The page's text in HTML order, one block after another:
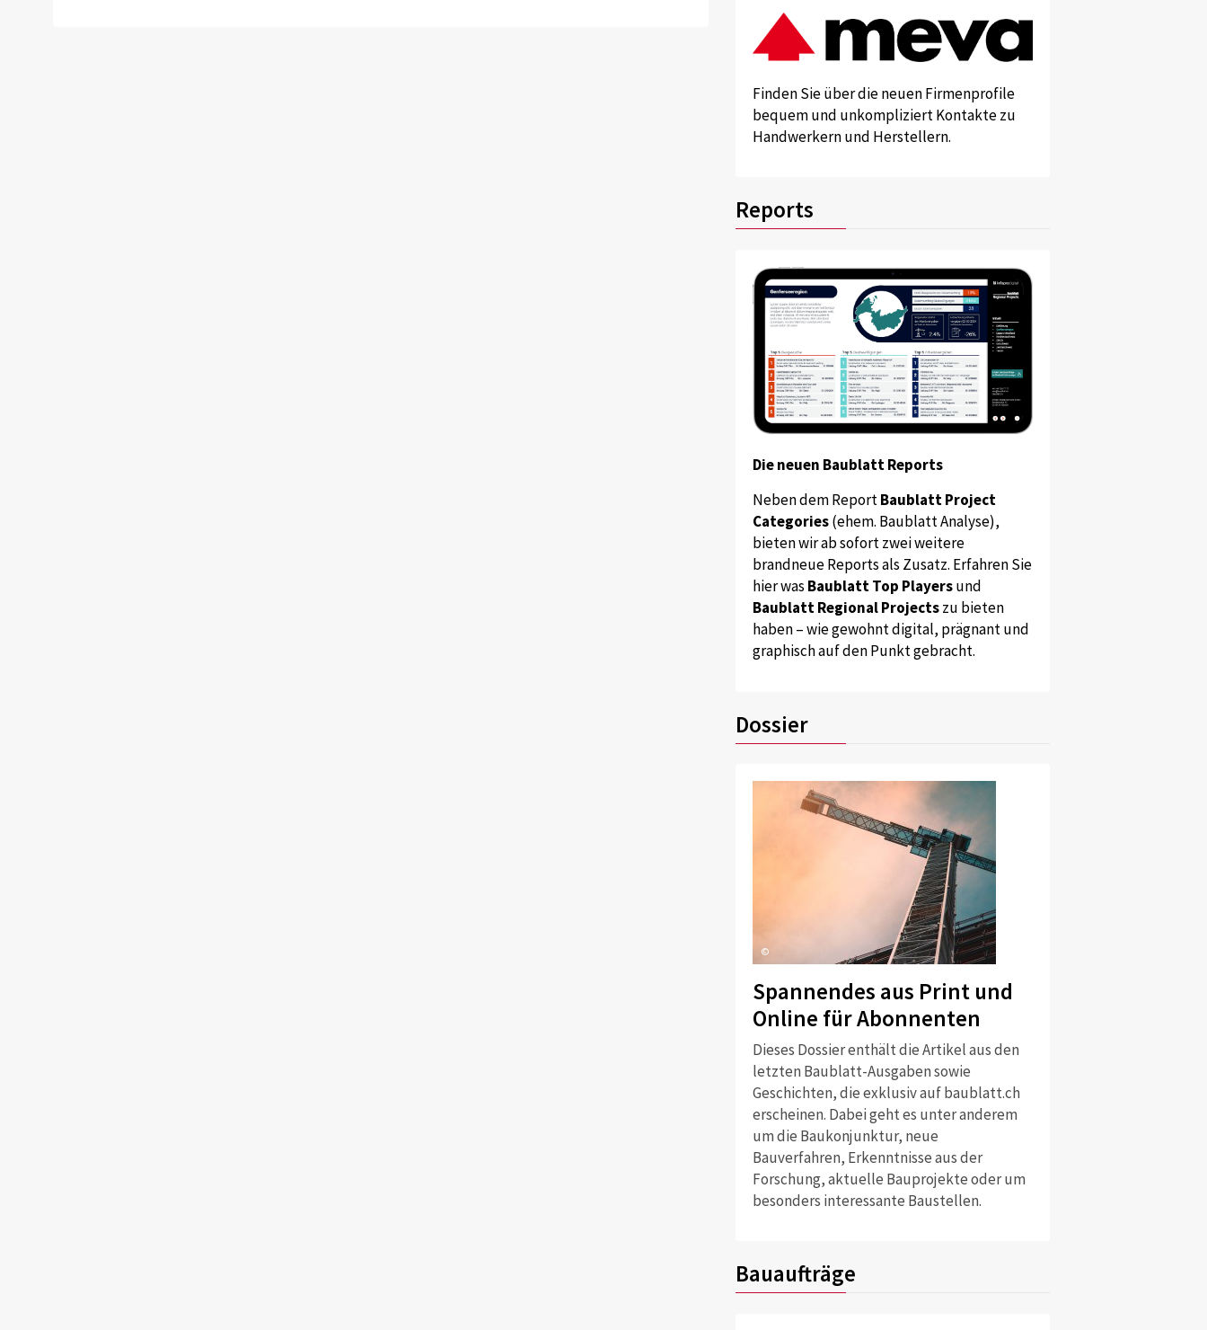
Finden Sie über die neuen Firmenprofile
bequem und unkompliziert Kontakte zu
Handwerkern und Herstellern.
Reports
Die neuen Baublatt Reports
Neben dem ReportBaublatt Project
Categories(ehem. Baublatt Analyse),
bieten wir ab sofort zwei weitere
brandneue Reports als Zusatz. Erfahren Sie
hier was Baublatt Top Playersund
Baublatt Regional Projectszu bieten
haben – wie gewohnt digital, prägnant und
graphisch auf den Punkt gebracht.
Dossier
©
Spannendes aus Print und
Online für Abonnenten
Dieses Dossier enthält die Artikel aus den
letzten Baublatt-Ausgaben sowie
Geschichten, die exklusiv auf baublatt.ch
erscheinen. Dabei geht es unter anderem
um die Baukonjunktur, neue
Bauverfahren, Erkenntnisse aus der
Forschung, aktuelle Bauprojekte oder um
besonders interessante Baustellen.
Bauaufträge